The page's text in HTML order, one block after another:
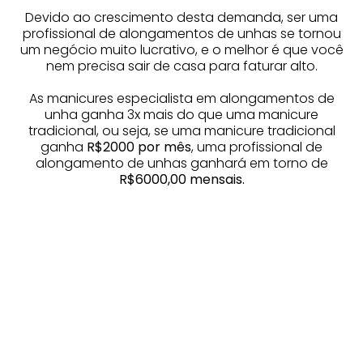
Devido ao crescimento desta demanda, ser uma
profissional de alongamentos de unhas se tornou
um negócio muito lucrativo, e o melhor é que você
nem precisa sair de casa para faturar alto.
As manicures especialista em alongamentos de
unha ganha 3x mais do que uma manicure
tradicional, ou seja, se uma manicure tradicional
ganha R$2000 por mês, uma profissional de
alongamento de unhas ganhará em torno de
R$6000,00 mensais.